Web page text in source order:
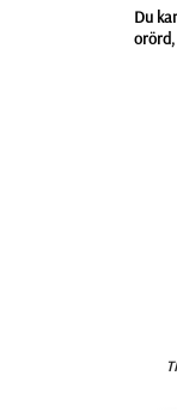
Du
orörd,